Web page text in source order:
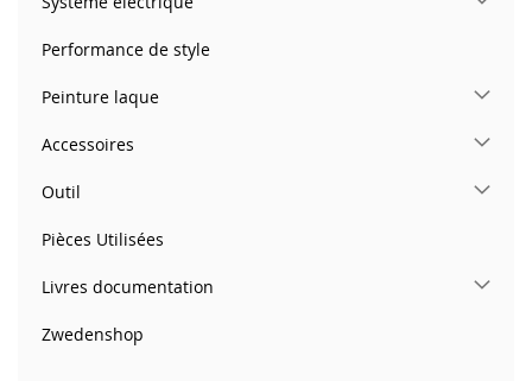
Performance de style
Peinture laque
Accessoires
Outil
Pièces Utilisées
Livres documentation
Zwedenshop